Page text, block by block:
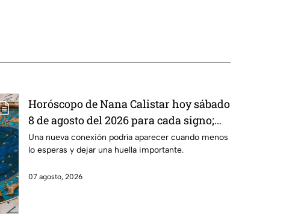
Horóscopo de Nana Calistar hoy sábado
8 de agosto del 2026 para cada signo;
una conexión inesperada podría
transformar tus próximos días
Una nueva conexión podría aparecer cuando menos
lo esperas y dejar una huella importante.
07 agosto, 2026